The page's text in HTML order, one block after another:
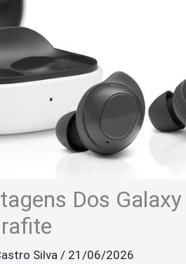
Dos
Silva / 21/06/2026